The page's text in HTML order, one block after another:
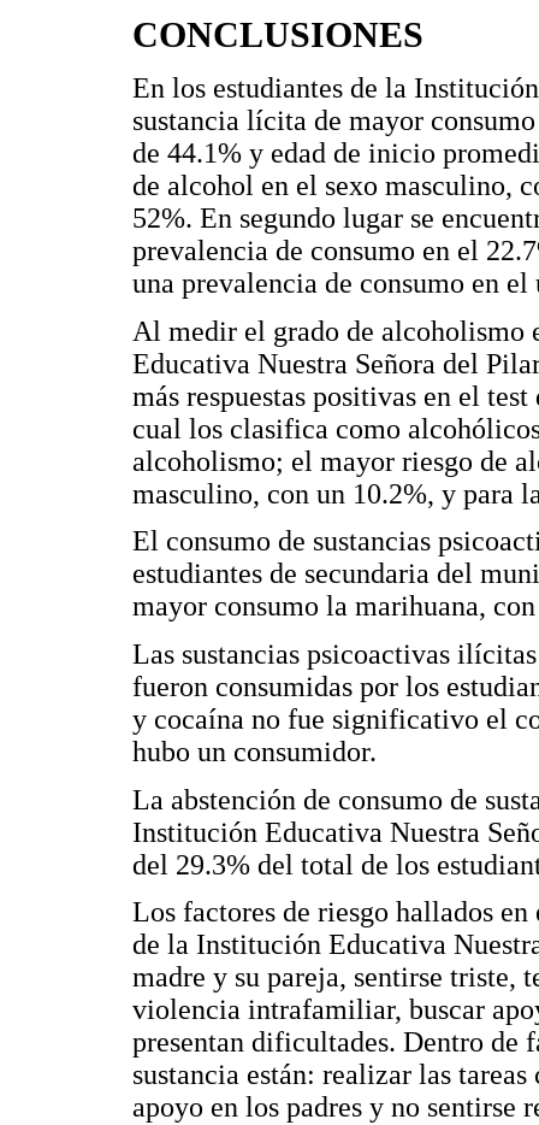
CONCLUSIONES
En los estudiantes de la
sustancia lícita de mayor
de 44.1% y edad de inicio
de alcohol en el sexo masculino,
52%. En segundo lugar se
prevalencia de consumo en el
una prevalencia de consumo en
Al medir el grado de alcoholismo
Educativa Nuestra Señora del
más respuestas positivas en el
cual los clasifica como
alcoholismo; el mayor riesgo de
masculino, con un 10.2%, y para
El consumo de sustancias
estudiantes de secundaria del
mayor consumo la marihuana,
Las sustancias psicoactivas
fueron consumidas por los
y cocaína no fue significativo el
hubo un consumidor.
La abstención de consumo de
Institución Educativa Nuestra
del 29.3% del total de los
Los factores de riesgo hallados
de la Institución Educativa
madre y su pareja, sentirse triste,
violencia intrafamiliar, buscar
presentan dificultades. Dentro de
sustancia están: realizar las
apoyo en los padres y no sentirse